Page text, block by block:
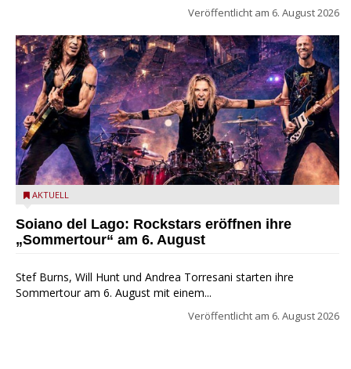
Veröffentlicht am 6. August 2026
Stef Burns, Will Hunt und Andrea Torresani im Summer Rock
AKTUELL
Soiano del Lago: Rockstars eröffnen ihre
„Sommertour“ am 6. August
Stef Burns, Will Hunt und Andrea Torresani starten ihre
Sommertour am 6. August mit einem...
Veröffentlicht am 6. August 2026